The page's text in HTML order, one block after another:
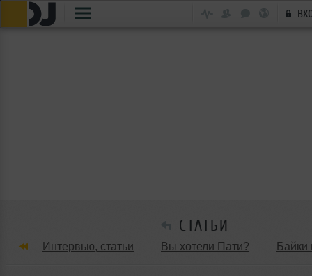
СТАТЬИ
Интервью, статьи Вы хотели Пати? Байки